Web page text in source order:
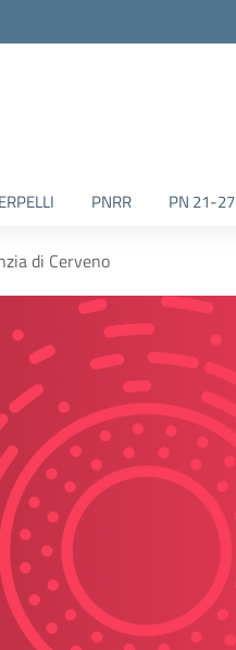
PNRR PN 21-27
di Cerveno